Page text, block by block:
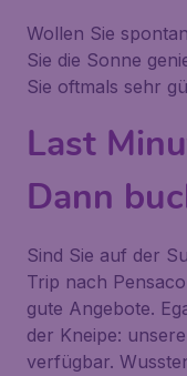
Wollen Sie
Sie die Sonne
Sie oftmals sehr
Last
Dann
Sind Sie auf der
Trip nach
gute Angebote.
der Kneipe:
verfügbar.